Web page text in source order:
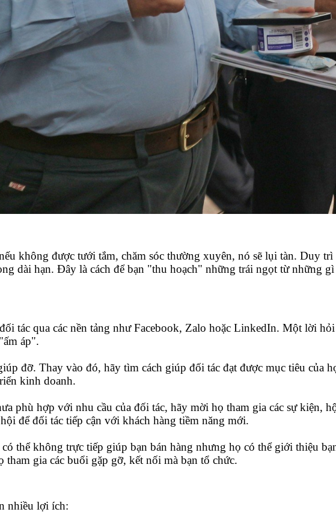
không được tưới tắm, chăm sóc thường xuyên, nó sẽ lụi tàn. Duy
dài hạn. Đây là cách để bạn "thu hoạch" những trái ngọt từ những
tác qua các nền tảng như Facebook, Zalo hoặc LinkedIn. Một lời
áp".
đỡ. Thay vào đó, hãy tìm cách giúp đối tác đạt được mục tiêu
kinh doanh.
phù hợp với nhu cầu của đối tác, hãy mời họ tham gia các sự
để đối tác tiếp cận với khách hàng tiềm năng mới.
thể không trực tiếp giúp bạn bán hàng nhưng họ có thể giới thiệu
tham gia các buổi gặp gỡ, kết nối mà bạn tổ chức.
nhiều lợi ích: